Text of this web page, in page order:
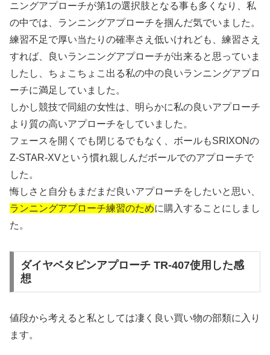
ニングアプローチが第1の選択肢となる事も多くなり、私
の中では、ランニングアプローチを掴んだ気でいました。
練習不足で厚い当たりの確率さえ低いけれども、練習さえ
すれば、良いランニングアプローチが出来ると思っていま
したし、ちょこちょこ出る私の中の良いランニングアプロ
ーチに満足していました。
しかし競技で同組の女性は、明らかに私の良いアプローチ
より質の高いアプローチをしていました。
フェースを開くでも閉じるでもなく、ボールもSRIXONの
Z-STAR-XVという慣れ親しんだボールでのアプローチで
した。
悔しさと自分もまだまだ良いアプローチをしたいと思い、
ランニングアプローチ練習のために購入することにしまし
た。
ダイヤベタピンアプローチ TR-407使用した感
想
値段から考えると私としては凄く良い買い物の部類に入り
ます。